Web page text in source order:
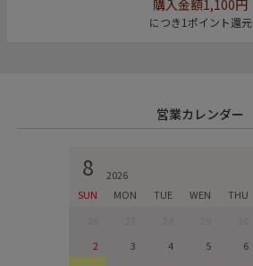
購入金額1,100円
につき1ポイント還元
営業カレンダー
8 2026
SUN MON TUE WEN THU
2
3 4 5 6